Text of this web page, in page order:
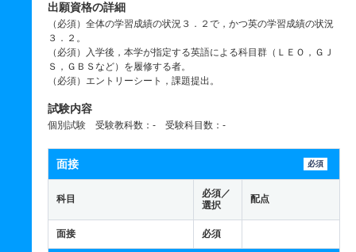
出願資格の詳細
（必須）全体の学習成績の状況３．２で，かつ英の学習成績の状況
３．２。
（必須）入学後，本学が指定する英語による科目群（ＬＥＯ，ＧＪ
Ｓ，ＧＢＳなど）を履修する者。
（必須）エントリーシート，課題提出。
試験内容
個別試験 受験教科数：- 受験科目数：-
面接 必須
科目
必須／
選択
配点
面接 必須